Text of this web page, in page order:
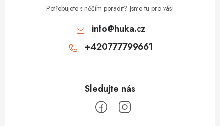
Potřebujete s něčím poradit? Jsme tu pro vás!
info@huka.cz
+420777799661